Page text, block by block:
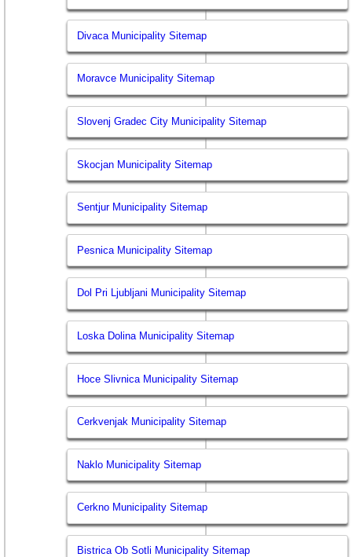
Divaca Municipality Sitemap
Moravce Municipality Sitemap
Slovenj Gradec City Municipality Sitemap
Skocjan Municipality Sitemap
Sentjur Municipality Sitemap
Pesnica Municipality Sitemap
Dol Pri Ljubljani Municipality Sitemap
Loska Dolina Municipality Sitemap
Hoce Slivnica Municipality Sitemap
Cerkvenjak Municipality Sitemap
Naklo Municipality Sitemap
Cerkno Municipality Sitemap
Bistrica Ob Sotli Municipality Sitemap